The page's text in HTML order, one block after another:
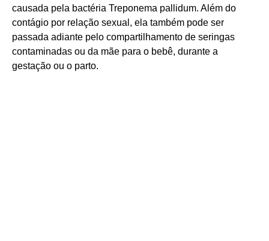
causada pela bactéria Treponema pallidum. Além do
contágio por relação sexual, ela também pode ser
passada adiante pelo compartilhamento de seringas
contaminadas ou da mãe para o bebê, durante a
gestação ou o parto.